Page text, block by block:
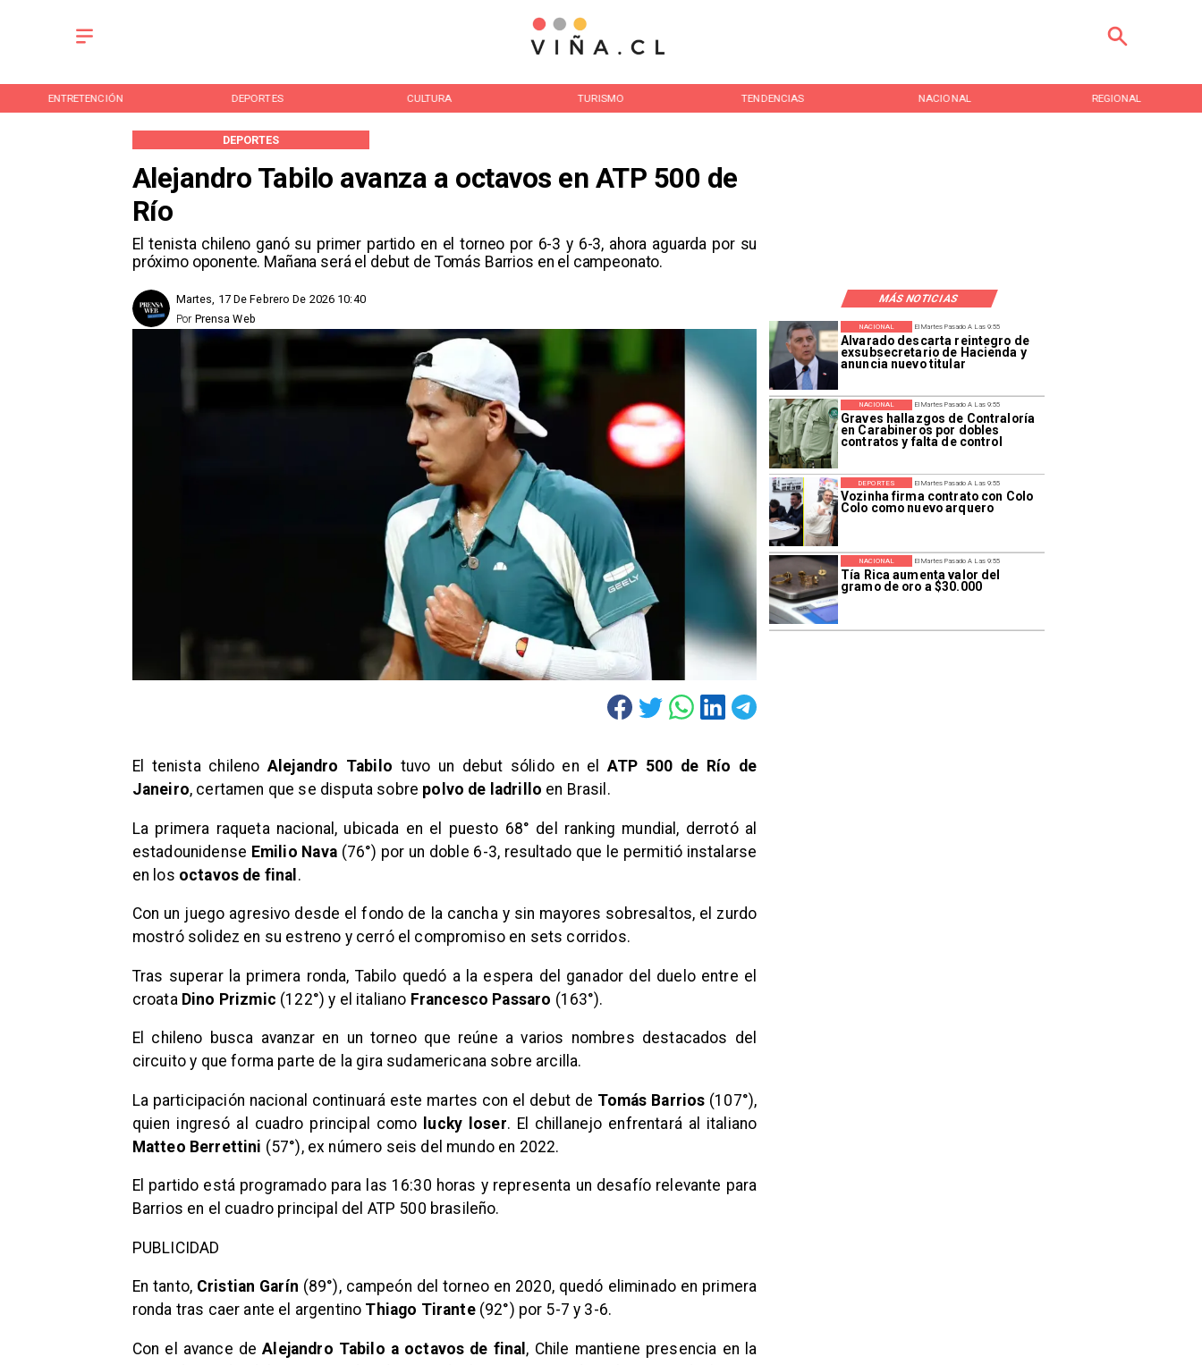
ENTRETENCIÓN DEPORTES CULTURA TURISMO TENDENCIAS NACIONAL REGIONAL
Alejandro Tabilo avanza a octavos en ATP 500 de
Río
El tenista chileno ganó su primer partido en el torneo por 6-3 y 6-3, ahora aguarda por su
próximo oponente. Mañana será el debut de Tomás Barrios en el campeonato.
DEPORTES
MÁS NOTICIAS
Martes, 17 De Febrero De 2026 10:40
Prensa Web
Por
El Martes Pasado A Las 9:55
Alvarado descarta reintegro de
exsubsecretario de Hacienda y
anuncia nuevo titular
NACIONAL
El Martes Pasado A Las 9:55
Graves hallazgos de Contraloría
en Carabineros por dobles
contratos y falta de control
NACIONAL
El Martes Pasado A Las 9:55
Vozinha firma contrato con Colo
Colo como nuevo arquero
DEPORTES
El Martes Pasado A Las 9:55
Tía Rica aumenta valor del
gramo de oro a $30.000
NACIONAL
El tenista chileno Alejandro Tabilo tuvo un debut sólido en elATP 500 de Río de
Janeiro, certamen que se disputa sobre polvo de ladrillo en Brasil.
La primera raqueta nacional, ubicada en el puesto 68° del ranking mundial, derrotó al
estadounidense Emilio Nava(76°) por un doble 6-3, resultado que le permitió instalarse
en los octavos de final .
Con un juego agresivo desde el fondo de la cancha y sin mayores sobresaltos, el zurdo
mostró solidez en su estreno y cerró el compromiso en sets corridos.
Tras superar la primera ronda, Tabilo quedó a la espera del ganador del duelo entre el
croata Dino Prizmic (122°) y el italiano Francesco Passaro (163°).
El chileno busca avanzar en un torneo que reúne a varios nombres destacados del
circuito y que forma parte de la gira sudamericana sobre arcilla.
La participación nacional continuará este martes con el debut de Tomás Barrios (107°),
quien ingresó al cuadro principal como
lucky loser. El chillanejo enfrentará al italiano
Matteo Berrettini (57°), ex número seis del mundo en 2022.
El partido está programado para las 16:30 horas y representa un desafío relevante para
Barrios en el cuadro principal del ATP 500 brasileño.
PUBLICIDAD
En tanto, Cristian Garín (89°), campeón del torneo en 2020, quedó eliminado en primera
ronda tras caer ante el argentino Thiago Tirante(92°) por 5-7 y 3-6.
Con el avance deAlejandro Tabilo a octavos de final , Chile mantiene presencia en la